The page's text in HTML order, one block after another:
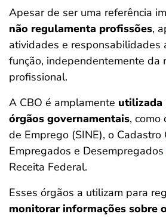
Apesar de ser uma referência
não regulamenta profissões,
atividades e responsabilidades
função, independentemente da
profissional.
A CBO é amplamente utilizada
órgãos governamentais, como
de Emprego (SINE), o Cadastro
Empregados e Desempregados
Receita Federal.
Esses órgãos a utilizam para
monitorar informações sobre